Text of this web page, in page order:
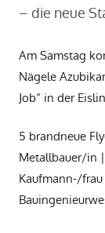
– die neue
Am Samstag
Nägele
Job“ in der
5 brandneue
Metallbauer/in
Kaufmann-/